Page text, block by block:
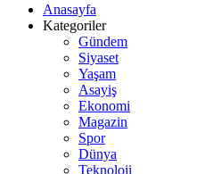
Anasayfa
Kategoriler
Gündem
Siyaset
Yaşam
Asayiş
Ekonomi
Magazin
Spor
Dünya
Teknoloji